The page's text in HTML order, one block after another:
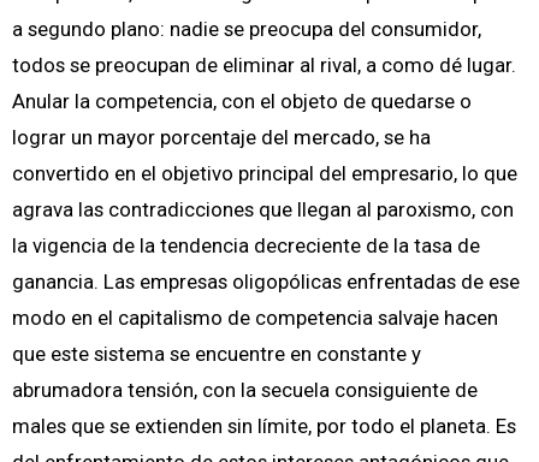
a segundo plano: nadie se preocupa del consumidor,
todos se preocupan de eliminar al rival, a como dé lugar.
Anular la competencia, con el objeto de quedarse o
lograr un mayor porcentaje del mercado, se ha
convertido en el objetivo principal del empresario, lo que
agrava las contradicciones que llegan al paroxismo, con
la vigencia de la tendencia decreciente de la tasa de
ganancia. Las empresas oligopólicas enfrentadas de ese
modo en el capitalismo de competencia salvaje hacen
que este sistema se encuentre en constante y
abrumadora tensión, con la secuela consiguiente de
males que se extienden sin límite, por todo el planeta. Es